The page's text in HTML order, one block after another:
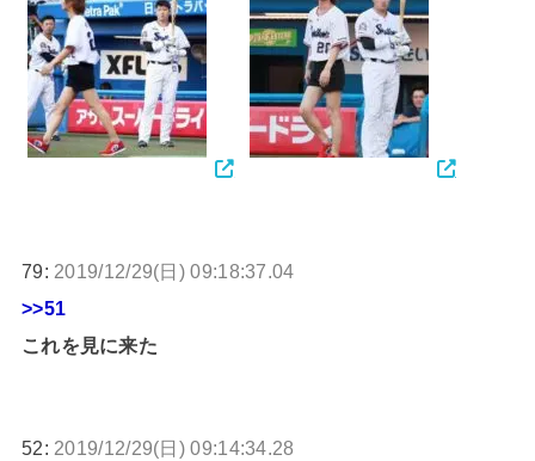
79: 2019/12/29(日) 09:18:37.04
>>51
これを見に来た
52: 2019/12/29(日) 09:14:34.28